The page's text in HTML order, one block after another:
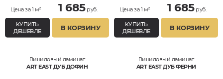
Цена за 1 м² 1 685руб.
КУПИТЬ
ДЕШЕВЛЕ
В КОРЗИНУ
Цена за 1 м² 1 685руб.
КУПИТЬ
ДЕШЕВЛЕ
В КОРЗИНУ
Виниловый ламинат
ART EAST ДУБ ДОФИН
Виниловый ламинат
ART EAST ДУБ ФЕРНИ